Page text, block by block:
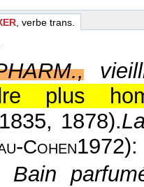
, verbe trans.
plus
1835, 1878).
-Cohen1972):
Bain